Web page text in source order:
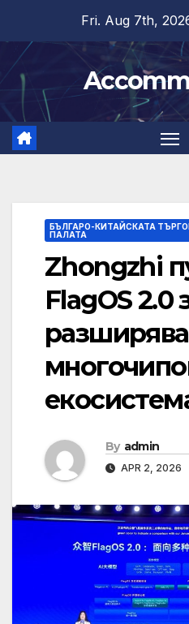
content
Fri. Aug 7th,
БЪЛГАРО-КИТАЙСКАТА
ПАЛАТА
Zhongzhi
FlagOS 2.0
By admin
APR 2, 2026